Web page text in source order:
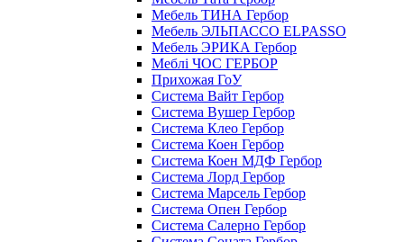
Мебель ТИНА Гербор
Мебель ЭЛЬПАССО ELPASSO
Мебель ЭРИКА Гербор
Меблі ЧОС ГЕРБОР
Прихожая ГоУ
Система Вайт Гербор
Система Вушер Гербор
Система Клео Гербор
Система Коен Гербор
Система Коен МДФ Гербор
Система Лорд Гербор
Система Марсель Гербор
Система Опен Гербор
Система Салерно Гербор